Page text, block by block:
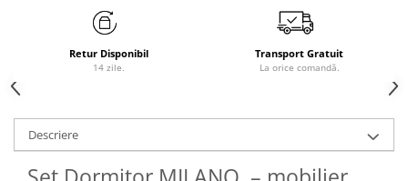
Retur Disponibil
14 zile.
Transport Gratuit
La orice comandă.
Descriere